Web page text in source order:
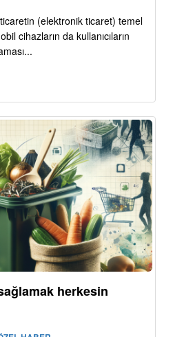
(elektronik ticaret) temel
cihazların da kullanıcıların
herkesin